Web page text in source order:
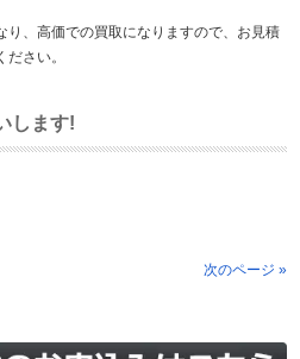
り、高価での買取になりますので、お見積
さい。
します!
次のページ »